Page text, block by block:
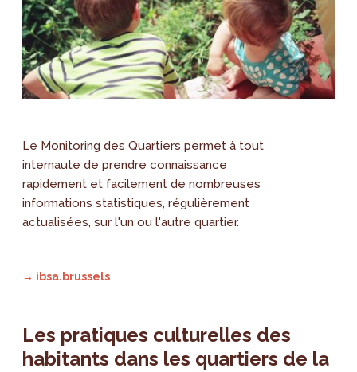
Le Monitoring des Quartiers permet à tout
internaute de prendre connaissance
rapidement et facilement de nombreuses
informations statistiques, régulièrement
actualisées, sur l'un ou l'autre quartier.
→ ibsa.brussels
Les pratiques culturelles des
habitants dans les quartiers de la